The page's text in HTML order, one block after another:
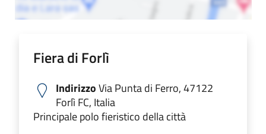
Fiera di Forlì
IndirizzoVia Punta di Ferro, 47122
Forlì FC, Italia
Principale polo fieristico della città